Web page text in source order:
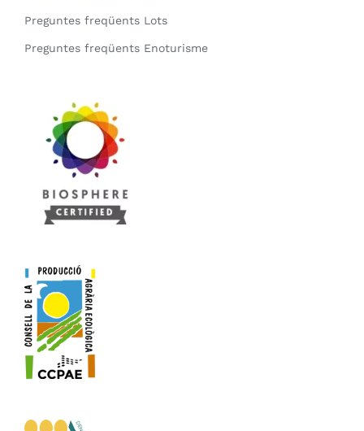
Preguntes freqüents Lots
Preguntes freqüents Enoturisme